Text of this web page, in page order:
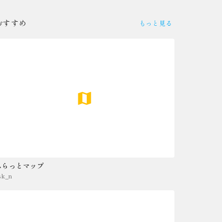
すすめ もっと見る
らっとマップ